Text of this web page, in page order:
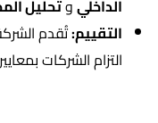
الداخليوتحليل
التقييم:تُقدم
التزام الشركات